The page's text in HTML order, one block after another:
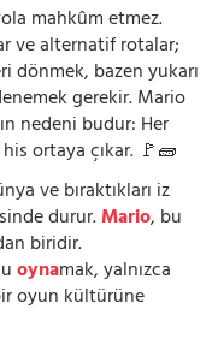
mahkûm etmez.
ve alternatif rotalar;
dönmek, bazen yukarı
gerekir. Mario
nedeni budur: Her
ortaya çıkar. 🚩🧱
ve bıraktıkları iz
durur.Mario, bu
biridir.
oynamak, yalnızca
oyun kültürüne